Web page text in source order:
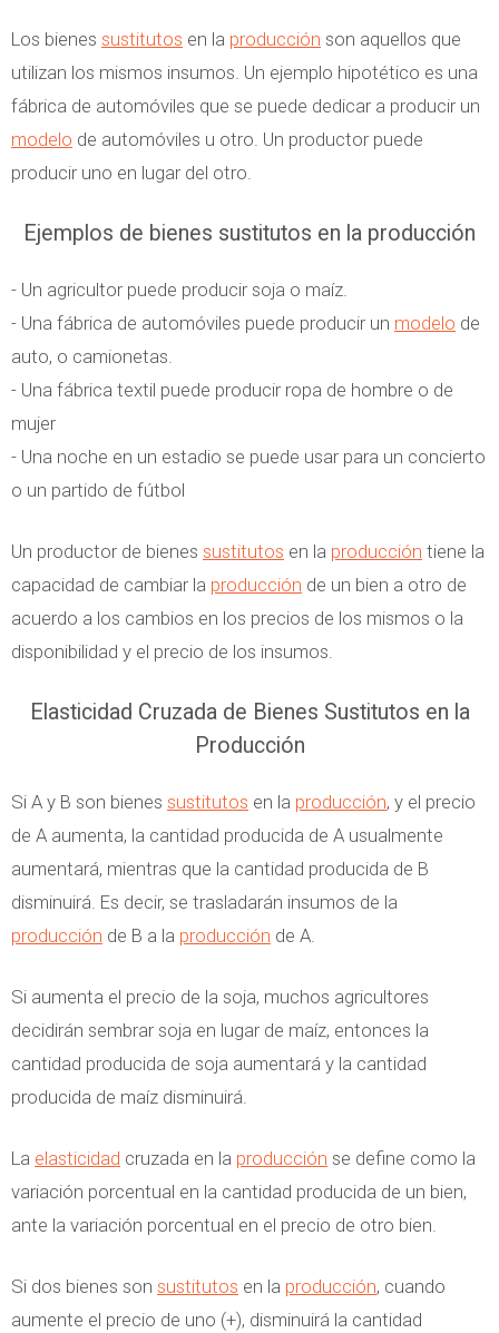
Los bienes sustitutos en la producción son aquellos que
utilizan los mismos insumos. Un ejemplo hipotético es una
fábrica de automóviles que se puede dedicar a producir un
modelo de automóviles u otro. Un productor puede
producir uno en lugar del otro.
Ejemplos de bienes sustitutos en la producción
- Un agricultor puede producir soja o maíz.
- Una fábrica de automóviles puede producir un modelo de
auto, o camionetas.
- Una fábrica textil puede producir ropa de hombre o de
mujer
- Una noche en un estadio se puede usar para un concierto
o un partido de fútbol
Un productor de bienes sustitutos en la producción tiene la
capacidad de cambiar la producción de un bien a otro de
acuerdo a los cambios en los precios de los mismos o la
disponibilidad y el precio de los insumos.
Elasticidad Cruzada de Bienes Sustitutos en la
Producción
Si A y B son bienes sustitutos en la producción, y el precio
de A aumenta, la cantidad producida de A usualmente
aumentará, mientras que la cantidad producida de B
disminuirá. Es decir, se trasladarán insumos de la
producción de B a la producción de A.
Si aumenta el precio de la soja, muchos agricultores
decidirán sembrar soja en lugar de maíz, entonces la
cantidad producida de soja aumentará y la cantidad
producida de maíz disminuirá.
La elasticidad cruzada en la producción se define como la
variación porcentual en la cantidad producida de un bien,
ante la variación porcentual en el precio de otro bien.
Si dos bienes son sustitutos en la producción, cuando
aumente el precio de uno (+), disminuirá la cantidad